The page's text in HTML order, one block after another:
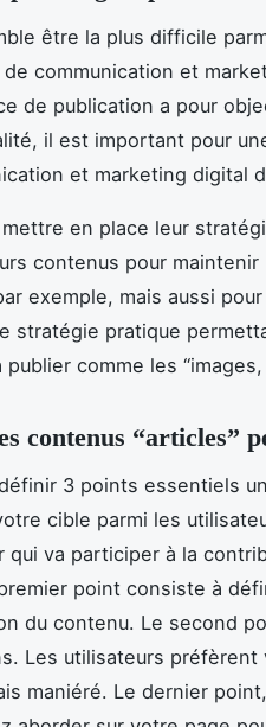
être la plus difficile
de communication et
de publication a pour
il est important pour
et marketing digital
en place leur
contenus pour
exemple, mais aussi
stratégie pratique
comme les “images,
contenus “articles”
3 points essentiels
cible parmi les
qui va participer à la
point consiste à
du contenu. Le second
Les utilisateurs préfèrent
maniéré. Le dernier